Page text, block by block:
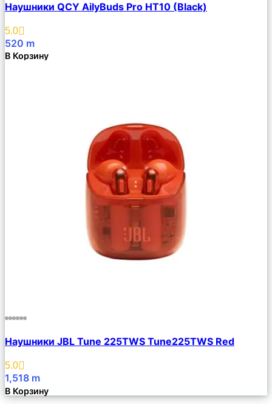
Описание
Избранное
Наушники QCY AilyBuds Pro HT10 (Black)
5.0
520 m
В Корзину
Описание
Избранное
Наушники JBL Tune 225TWS Tune225TWS Red
5.0
1,518 m
В Корзину